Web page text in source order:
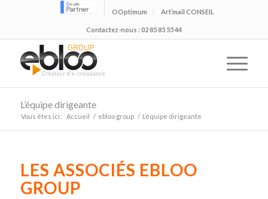
OOptimum Art’mail CONSEIL
Contactez-nous : 02 85 85 55 44
L’équipe dirigeante
Vous êtes ici : Accueil / ebloo group / L’équipe dirigeante
LES ASSOCIÉS EBLOO
GROUP